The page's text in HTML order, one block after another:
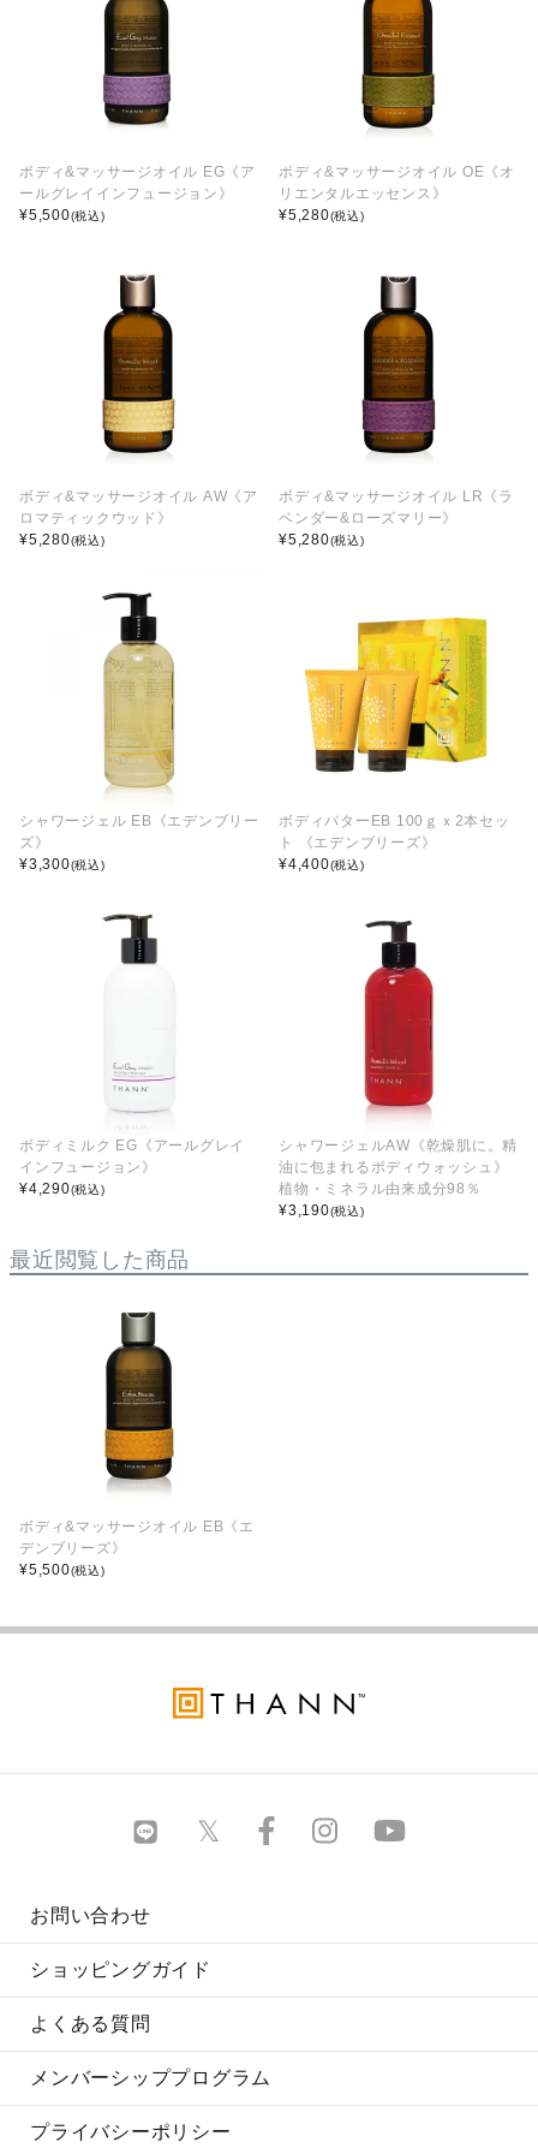
ボディ&マッサージオイル EG《ア
ールグレイインフュージョン》
¥5,500(税込)
ボディ&マッサージオイル OE《オ
リエンタルエッセンス》
¥5,280(税込)
ボディ&マッサージオイル AW《ア
ロマティックウッド》
¥5,280(税込)
ボディ&マッサージオイル LR《ラ
ベンダー&ローズマリー》
¥5,280(税込)
シャワージェル EB《エデンブリー
ズ》
¥3,300(税込)
ボディバターEB 100ｇｘ2本セッ
ト 《エデンブリーズ》
¥4,400(税込)
ボディミルク EG《アールグレイ
インフュージョン》
¥4,290(税込)
シャワージェルAW《乾燥肌に。精
油に包まれるボディウォッシュ》
植物・ミネラル由来成分98％
¥3,190(税込)
最近閲覧した商品
ボディ&マッサージオイル EB《エ
デンブリーズ》
¥5,500(税込)
お問い合わせ
ショッピングガイド
よくある質問
メンバーシッププログラム
プライバシーポリシー